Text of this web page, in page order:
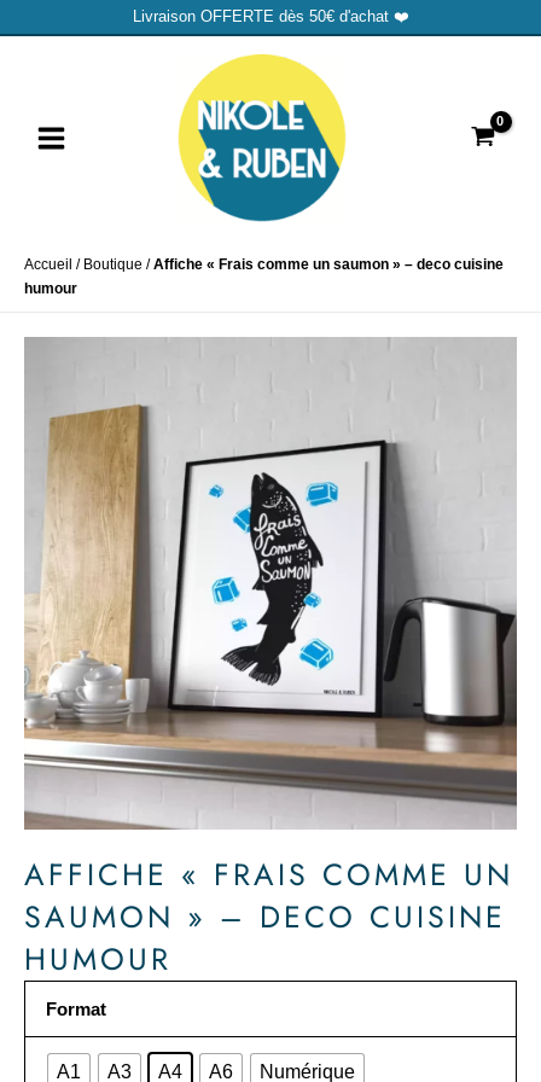
au
Livraison OFFERTE dès 50€ d'achat ❤️
Accueil / Boutique /Affiche « Frais comme un saumon » – deco cuisine
humour
AFFICHE « FRAIS COMME UN
SAUMON » – DECO CUISINE
HUMOUR
Format
A1 A3 A4 A6 Numérique
Affiche